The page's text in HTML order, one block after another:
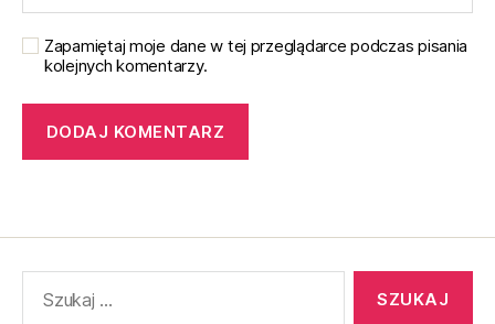
Zapamiętaj moje dane w tej przeglądarce podczas pisania
kolejnych komentarzy.